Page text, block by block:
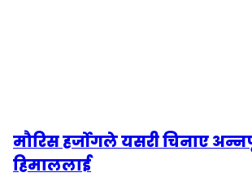
मौरिस हर्जोगले यसरी चिनाए
हिमाललाई